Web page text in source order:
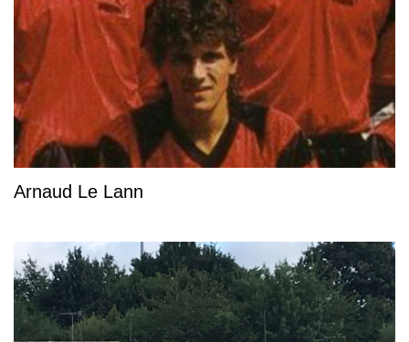
Arnaud Le Lann